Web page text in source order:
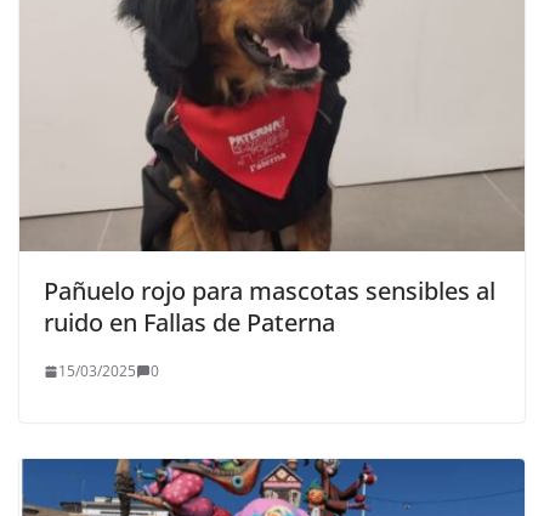
Pañuelo rojo para mascotas sensibles al
ruido en Fallas de Paterna
15/03/2025 0